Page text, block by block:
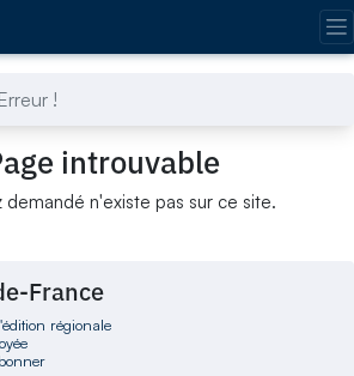
Erreur !
introuvable
demandé n'existe pas sur ce site.
France
régionale